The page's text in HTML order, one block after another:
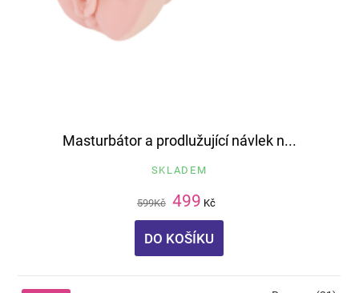
Masturbátor a prodlužující návlek n...
SKLADEM
599Kč 499 Kč
DO KOŠÍKU